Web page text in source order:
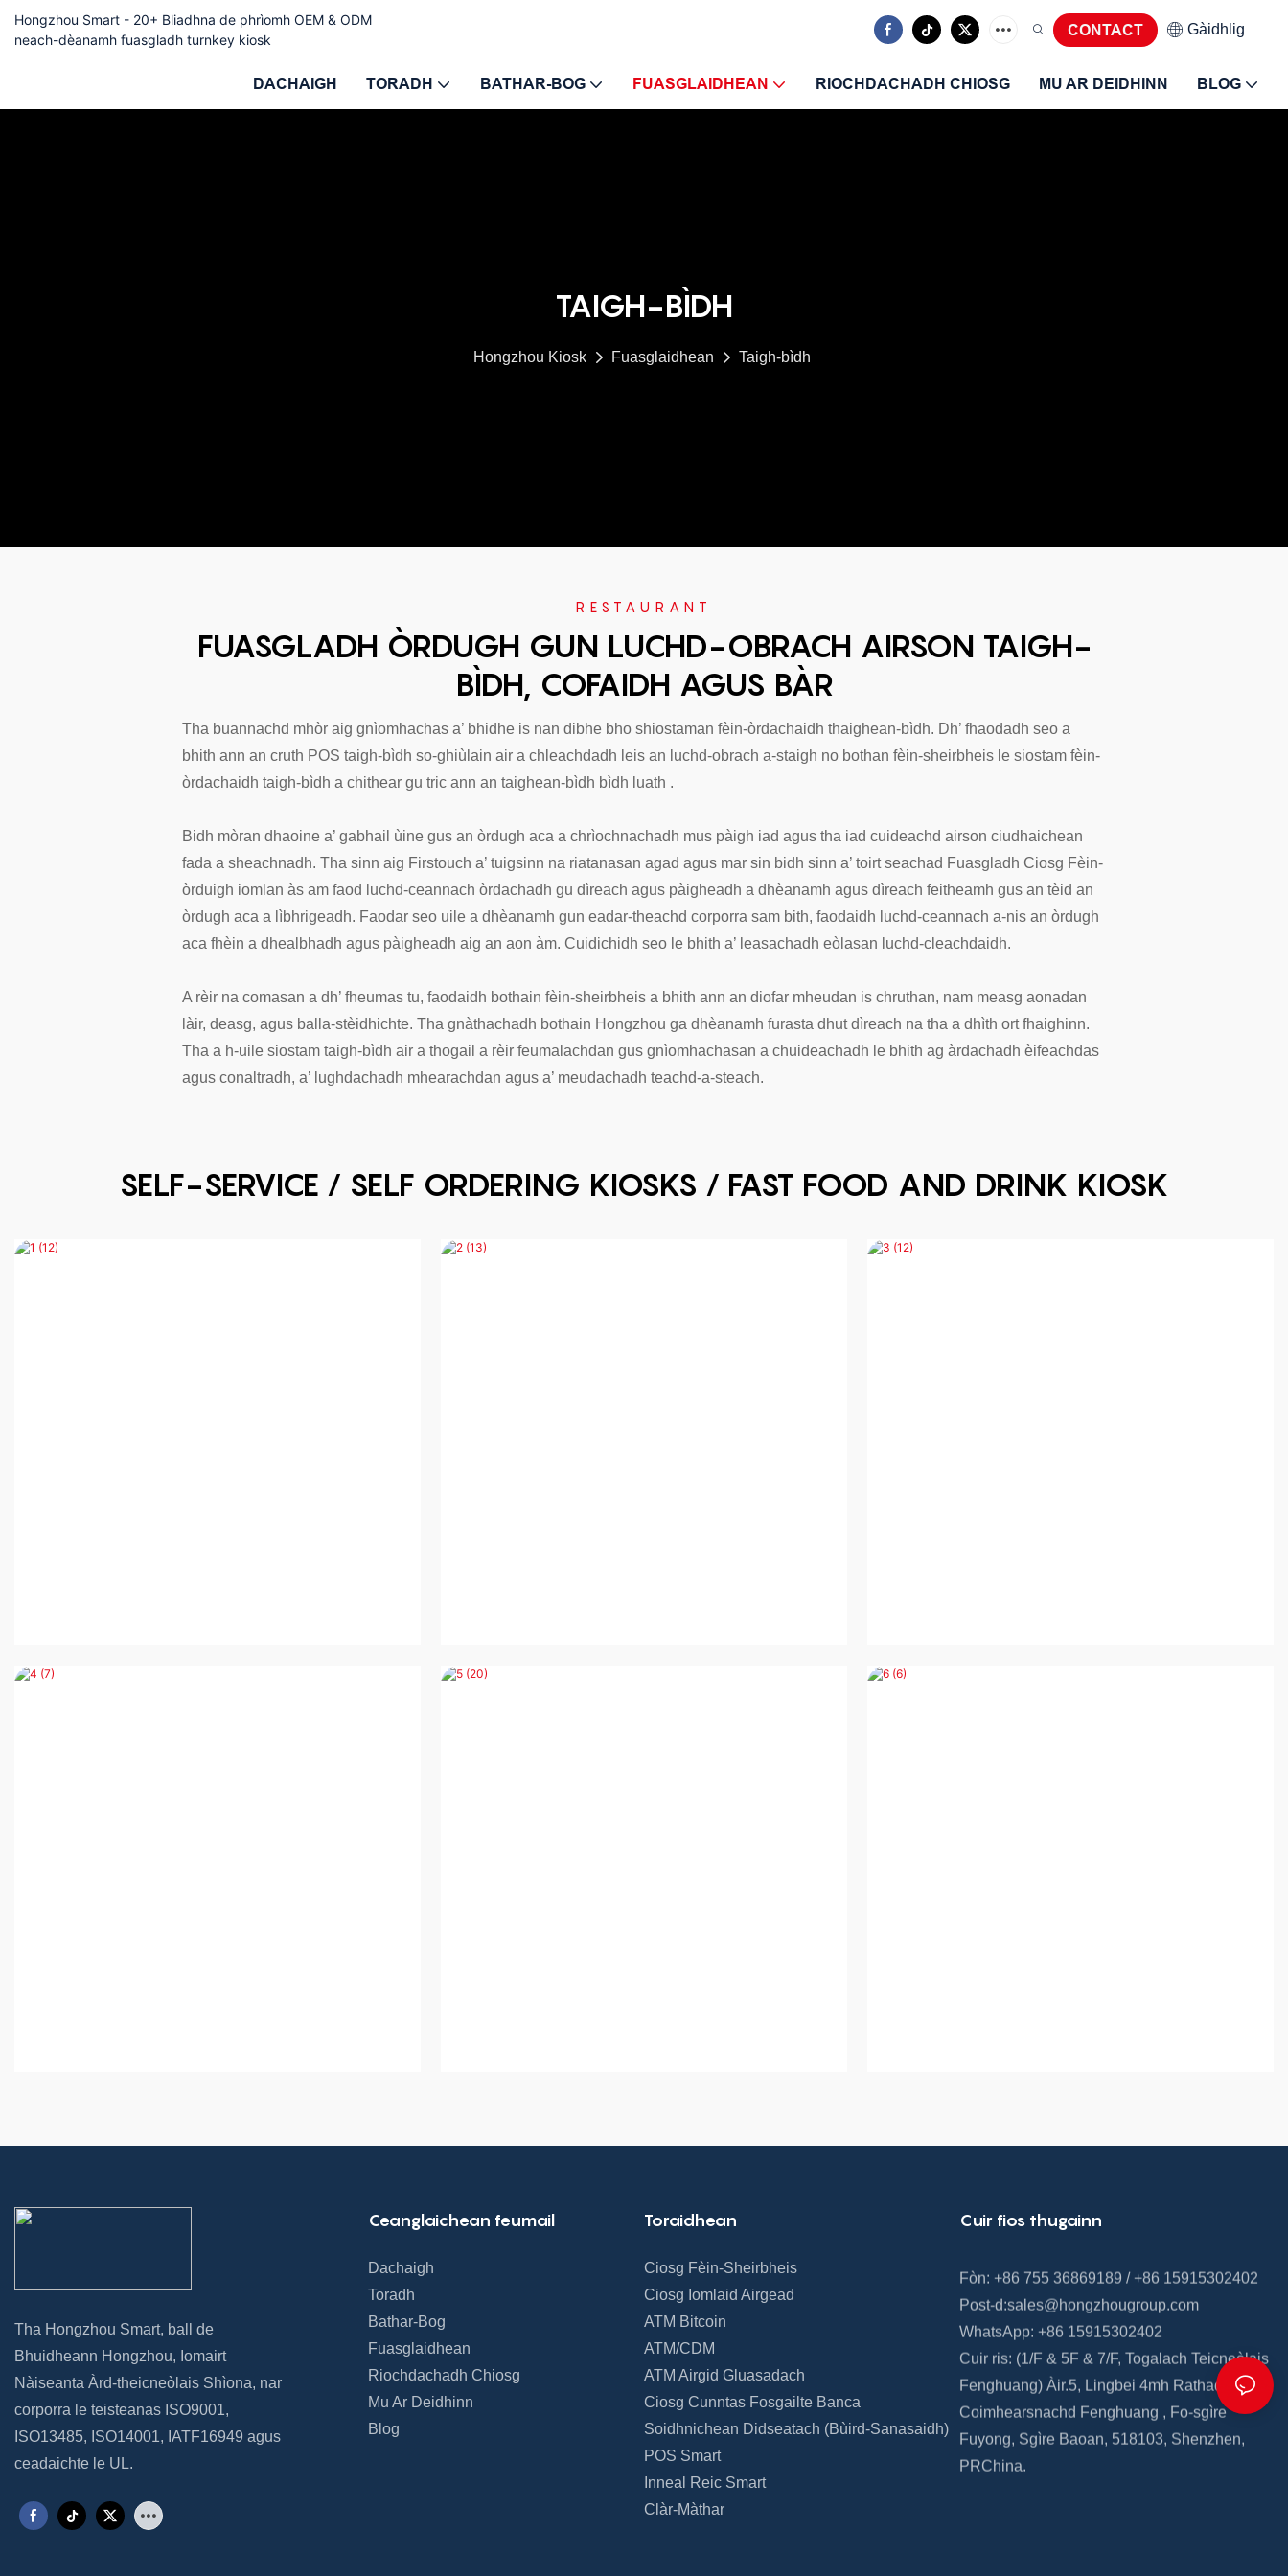
Hongzhou Smart - 20+ Bliadhna de phrìomh OEM & ODM
neach-dèanamh fuasgladh turnkey kiosk
CONTACT Gàidhlig
DACHAIGH TORADH BATHAR-BOG FUASGLAIDHEAN RIOCHDACHADH CHIOSG MU AR DEIDHINN BLOG
TAIGH-BÌDH
Hongzhou Kiosk Fuasglaidhean Taigh-bìdh
RESTAURANT
FUASGLADH ÒRDUGH GUN LUCHD-OBRACH AIRSON TAIGH-
BÌDH, COFAIDH AGUS BÀR
Tha buannachd mhòr aig gnìomhachas a’ bhidhe is nan dibhe bho shiostaman fèin-òrdachaidh thaighean-bìdh. Dh’ fhaodadh seo a
bhith ann an cruth POS taigh-bìdh so-ghiùlain air a chleachdadh leis an luchd-obrach a-staigh no bothan fèin-sheirbheis le siostam fèin-
òrdachaidh taigh-bìdh a chithear gu tric ann an taighean-bìdh bìdh luath .
Bidh mòran dhaoine a’ gabhail ùine gus an òrdugh aca a chrìochnachadh mus pàigh iad agus tha iad cuideachd airson ciudhaichean
fada a sheachnadh. Tha sinn aig Firstouch a’ tuigsinn na riatanasan agad agus mar sin bidh sinn a’ toirt seachad Fuasgladh Ciosg Fèin-
òrduigh iomlan às am faod luchd-ceannach òrdachadh gu dìreach agus pàigheadh ​​a dhèanamh agus dìreach feitheamh gus an tèid an
òrdugh aca a lìbhrigeadh. Faodar seo uile a dhèanamh gun eadar-theachd corporra sam bith, faodaidh luchd-ceannach a-nis an òrdugh
aca fhèin a dhealbhadh agus pàigheadh ​​aig an aon àm. Cuidichidh seo le bhith a’ leasachadh eòlasan luchd-cleachdaidh.
A rèir na comasan a dh’ fheumas tu, faodaidh bothain fèin-sheirbheis a bhith ann an diofar mheudan is chruthan, nam measg aonadan
làir, deasg, agus balla-stèidhichte. Tha gnàthachadh bothain Hongzhou ga dhèanamh furasta dhut dìreach na tha a dhìth ort fhaighinn.
Tha a h-uile siostam taigh-bìdh air a thogail a rèir feumalachdan gus gnìomhachasan a chuideachadh le bhith ag àrdachadh èifeachdas
agus conaltradh, a’ lughdachadh mhearachdan agus a’ meudachadh teachd-a-steach.
SELF-SERVICE / SELF ORDERING KIOSKS / FAST FOOD AND DRINK KIOSK
Tha Hongzhou Smart, ball de
Bhuidheann Hongzhou, Iomairt
Nàiseanta Àrd-theicneòlais Shìona, nar
corporra le teisteanas ISO9001,
ISO13485, ISO14001, IATF16949 agus
ceadaichte le UL.
Ceanglaichean feumail
Dachaigh
Toradh
Bathar-Bog
Fuasglaidhean
Riochdachadh Chiosg
Mu Ar Deidhinn
Blog
Toraidhean
Ciosg Fèin-Sheirbheis
Ciosg Iomlaid Airgead
ATM Bitcoin
ATM/CDM
ATM Airgid Gluasadach
Ciosg Cunntas Fosgailte Banca
Soidhnichean Didseatach (Bùird-Sanasaidh)
POS Smart
Inneal Reic Smart
Clàr-Màthar
Cuir fios thugainn
Fòn: +86 755 36869189 / +86 15915302402
Post-d:sales@hongzhougroup.com
WhatsApp: +86 15915302402
Cuir ris: (1/F & 5F & 7/F, Togalach Teicneòlais
Fenghuang)Àir.5, Lingbei 4mh Rathad,
Coimhearsnachd Fenghuang , Fo-sgìre
Fuyong, Sgìre Baoan, 518103, Shenzhen,
PRChina.